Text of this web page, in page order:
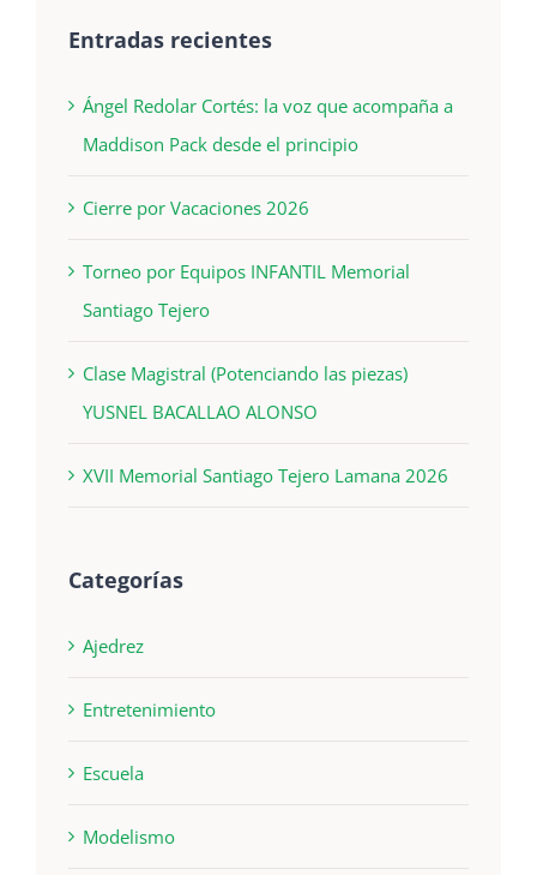
Entradas recientes
Ángel Redolar Cortés: la voz que acompaña a
Maddison Pack desde el principio
Cierre por Vacaciones 2026
Torneo por Equipos INFANTIL Memorial
Santiago Tejero
Clase Magistral (Potenciando las piezas)
YUSNEL BACALLAO ALONSO
XVII Memorial Santiago Tejero Lamana 2026
Categorías
Ajedrez
Entretenimiento
Escuela
Modelismo